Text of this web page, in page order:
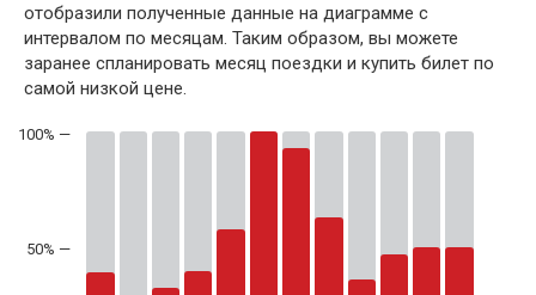
отобразили полученные данные на диаграмме с
интервалом по месяцам. Таким образом, вы можете
заранее спланировать месяц поездки и купить билет по
самой низкой цене.
50% —